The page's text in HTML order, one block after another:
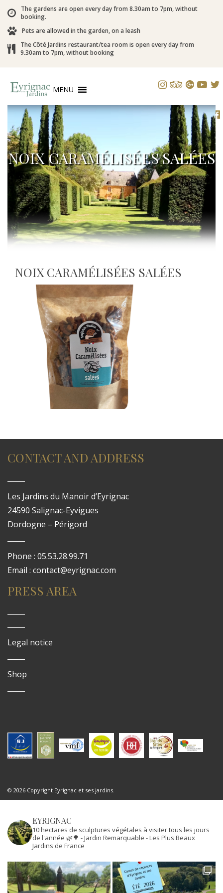
The gardens are open every day from 8.30am to 7pm, without
booking.
Pets are allowed in the garden, on a leash
The Côté Jardins restaurant/tea room is open every day from
9.30am to 7pm, without booking
MENU
NOIX CARAMÉLISÉES SALÉES
NOIX CARAMÉLISÉES SALÉES
CONTACT AND ADDRESS
Les Jardins du Manoir d’Eyrignac
24590 Salignac-Eyvigues
Dordogne – Périgord
Phone : 05.53.28.99.71
Email : contact@eyrignac.com
PRESS AREA
Legal notice
Shop
© 2026 Copyright Eyrignac et ses jardins.
EYRIGNAC
10 hectares de sculptures végétales à visiter tous les jours
de l'année 🌿🌳 - Jardin Remarquable - Les Plus Beaux
Jardins de France